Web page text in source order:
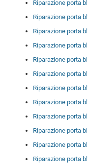
Riparazione porta
Riparazione porta
Riparazione porta
Riparazione porta
Riparazione porta
Riparazione porta
Riparazione porta
Riparazione porta
Riparazione porta
Riparazione porta
Riparazione porta
Riparazione porta